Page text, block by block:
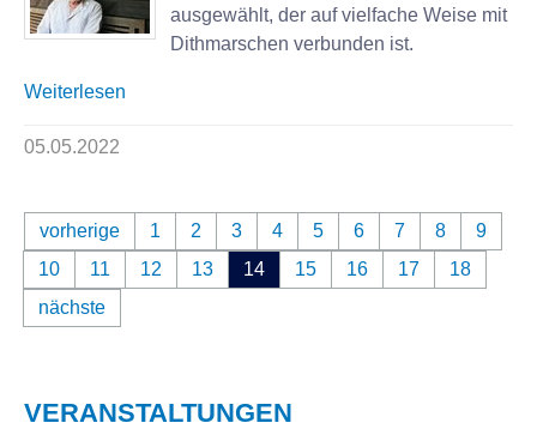
ausgewählt, der auf vielfache Weise mit
Dithmarschen verbunden ist.
Weiterlesen
05.05.2022
vorherige 1 2 3 4 5 6 7 8
9
10
11 12 13 14 15 16 17
18
nächste
VERANSTALTUNGEN